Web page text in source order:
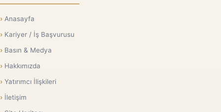
Anasayfa
Kariyer / İş Başvurusu
Basın & Medya
Hakkımızda
Yatırımcı İlişkileri
İletişim